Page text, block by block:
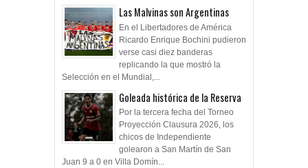
Las Malvinas son Argentinas
En el Libertadores de América
Ricardo Enrique Bochini pudieron
verse casi diez banderas
replicando la que mostró la
Selección en el Mundial,...
Goleada histórica de la Reserva
Por la tercera fecha del Torneo
Proyección Clausura 2026, los
chicos de Independiente
golearon a San Martín de San
Juan 9 a 0 en Villa Domín...